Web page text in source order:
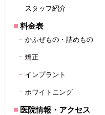
スタッフ紹介
料金表
かふぜもの・詰めもの
矯正
インプラント
ホワイトニング
医院情報・アクセス